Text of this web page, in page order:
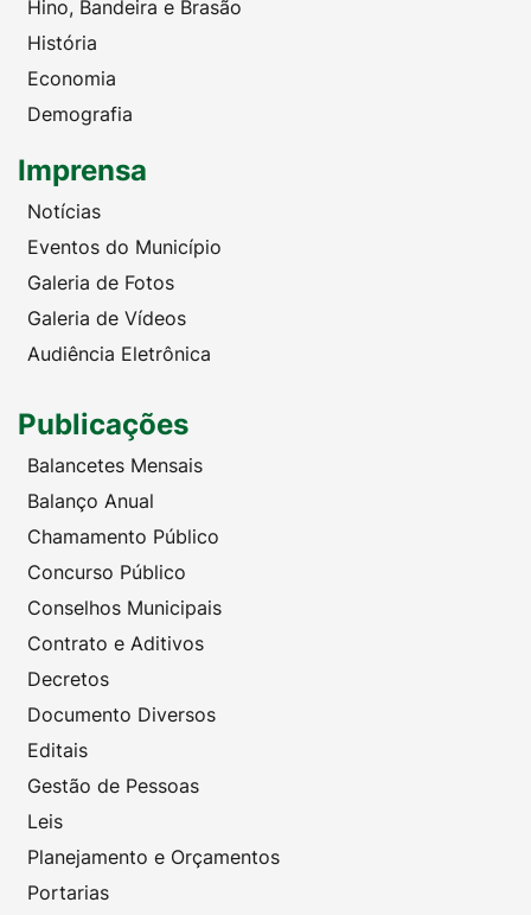
Hino, Bandeira e Brasão
História
Economia
Demografia
Imprensa
Notícias
Eventos do Município
Galeria de Fotos
Galeria de Vídeos
Audiência Eletrônica
Publicações
Balancetes Mensais
Balanço Anual
Chamamento Público
Concurso Público
Conselhos Municipais
Contrato e Aditivos
Decretos
Documento Diversos
Editais
Gestão de Pessoas
Leis
Planejamento e Orçamentos
Portarias